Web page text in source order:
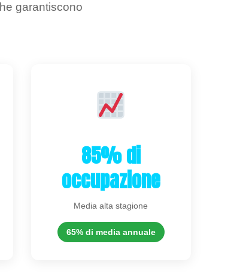
garantiscono
85% di
occupazione
Media alta stagione
65% di media annuale